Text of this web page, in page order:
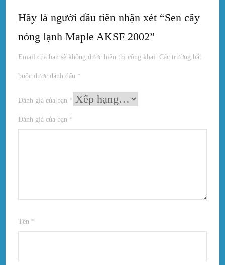
Hãy là người đầu tiên nhận xét “Sen cây
nóng lạnh Maple AKSF 2002”
Email của bạn sẽ không được hiển thị công khai. Các trường bắt
buộc được đánh dấu *
Đánh giá của bạn *
Đánh giá của bạn *
Tên *